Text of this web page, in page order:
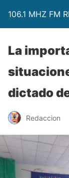
106.1 MHZ FM
La
dictado
Redaccion